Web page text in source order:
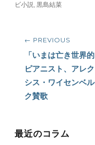
ビ小説,黒島結菜
ナ
ビ
ー
← PREVIOUS
Previous
post:
「いまは亡き世界的
ピアニスト、アレク
シス・ワイセンベル
ク賛歌
最近のコラム